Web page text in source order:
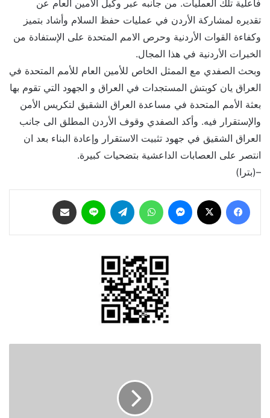
فاعلية تلك العمليات. من جانبه عبر وكيل الأمين العام عن
تقديره لمشاركة الأردن في عمليات حفظ السلام وأشاد بتميز
وكفاءة القوات الأردنية وحرص الامم المتحدة على الإستفادة من
الخبرات الأردنية في هذا المجال.
وبحث الصفدي مع الممثل الخاص للأمين العام للأمم المتحدة في
العراق يان كوبتش المستجدات في العراق و الجهود التي تقوم بها
بعثة الأمم المتحدة في مساعدة العراق الشقيق لتكريس الأمن
والإستقرار فيه. وأكد الصفدي وقوف الأردن المطلق الى جانب
العراق الشقيق في جهود تثبيت الاستقرار وإعادة البناء بعد ان
انتصر على العصابات الداعشية بتضحيات كبيرة.
–(بترا)
فيسبوك ماسنجر واتساب تيلقرام لاين